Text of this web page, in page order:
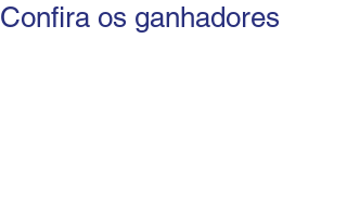
Confira os ganhadores